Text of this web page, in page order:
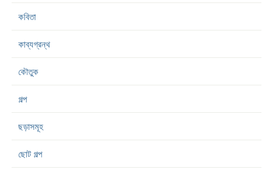
কবিতা
কাব্যগ্রন্থ
কৌতুক
গল্প
ছড়াসমূহ
ছোট গল্প